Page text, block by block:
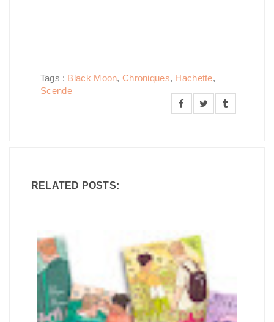
Tags : Black Moon, Chroniques, Hachette,
Scende
RELATED POSTS: